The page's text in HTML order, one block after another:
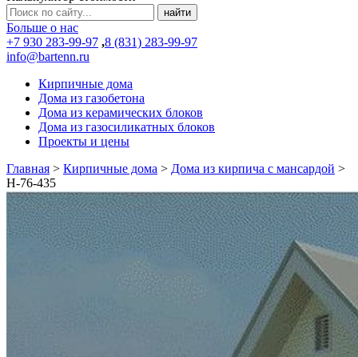
Больше о нас
+7 930 283-99-97 ,8 (831) 283-99-97
info@bartenn.ru
Кирпичные дома
Дома из газобетона
Дома из керамических блоков
Дома из газосиликатных блоков
Проекты и цены
Главная > Кирпичные дома > Дома из кирпича с мансардой >
Н-76-435